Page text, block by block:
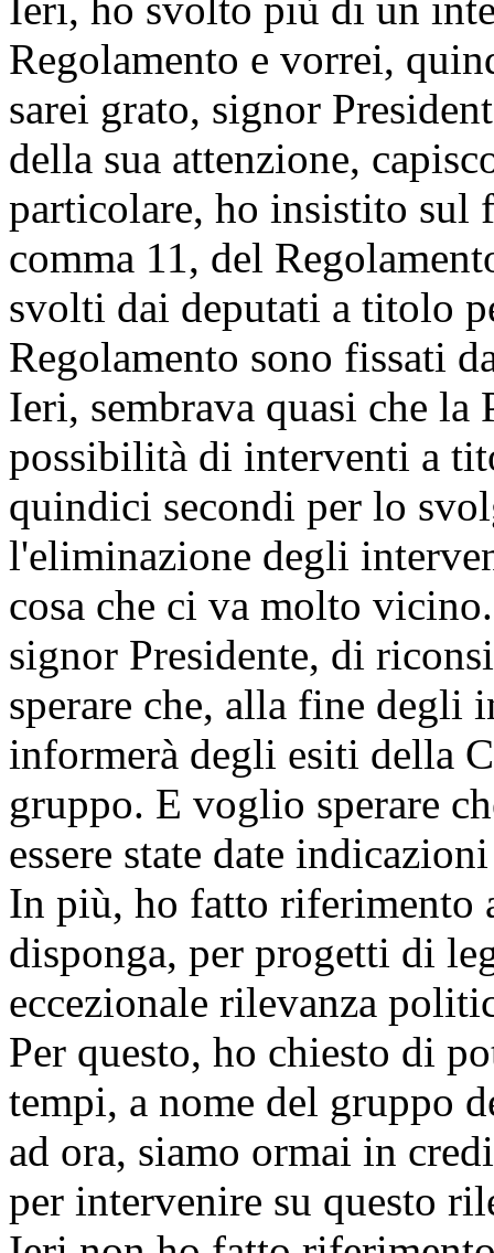
Regolamento e vorrei,
sarei grato, signor
della sua attenzione,
particolare, ho insistito sul
comma 11, del
svolti dai deputati a titolo
Regolamento sono fissati
Ieri, sembrava quasi che la
possibilità di interventi a
quindici secondi per lo
l'eliminazione degli
cosa che ci va molto
signor Presidente, di
sperare che, alla fine degli
informerà degli esiti della
gruppo. E voglio sperare
essere state date
In più, ho fatto riferimento
disponga, per progetti di
eccezionale rilevanza
Per questo, ho chiesto di
tempi, a nome del gruppo
ad ora, siamo ormai in
per intervenire su questo